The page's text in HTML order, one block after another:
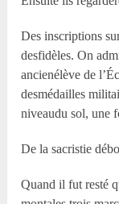
Des inscriptions
desfidèles. On
ancienélève de
desmédailles
niveaudu sol, une
De la sacristie
Quand il fut resté